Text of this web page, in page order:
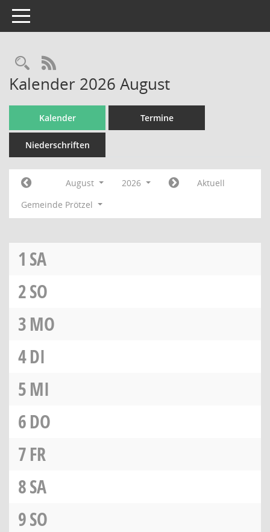
Toggle navigation
Rechercheauswahl
RSS-Feed
Kalender 2026 August
Kalender Termine
Niederschriften
August 2026
Aktuell
Gemeinde Prötzel
1 SA
2SO
3MO
4DI
5MI
6DO
7FR
8SA
9SO